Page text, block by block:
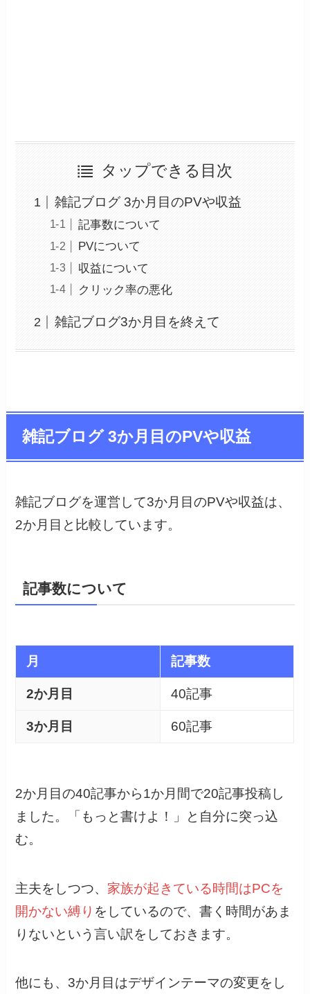
タップできる目次
雑記ブログ 3か月目のPVや収益
記事数について
PVについて
収益について
クリック率の悪化
雑記ブログ3か月目を終えて
雑記ブログ 3か月目のPVや収益
雑記ブログを運営して3か月目のPVや収益は、
2か月目と比較しています。
記事数について
月 記事数
2か月目 40記事
3か月目 60記事
2か月目の40記事から1か月間で20記事投稿し
ました。「もっと書けよ！」と自分に突っ込
む。
主夫をしつつ、 家族が起きている時間はPCを
開かない縛り をしているので、書く時間があま
りないという言い訳をしておきます。
他にも、3か月目はデザインテーマの変更をし